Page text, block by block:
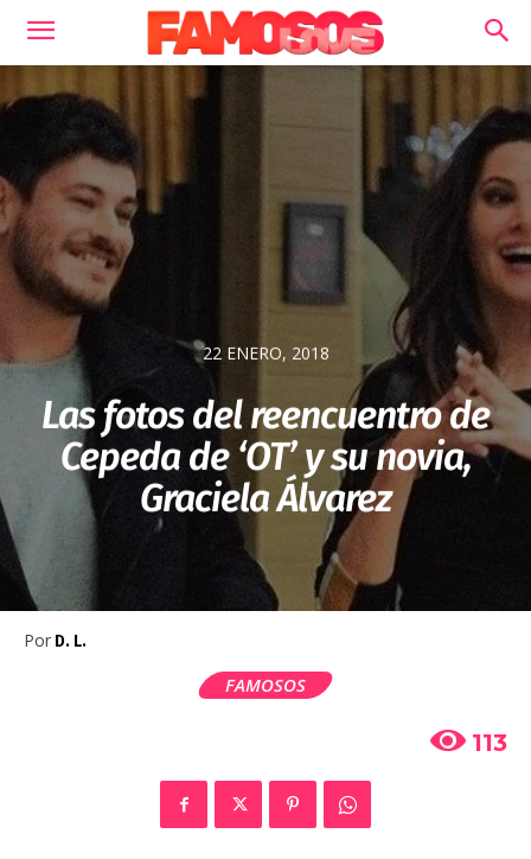
22 ENERO, 2018
Las fotos del reencuentro de
Cepeda de ‘OT’ y su novia,
Graciela Álvarez
Por D. L.
FAMOSOS
113